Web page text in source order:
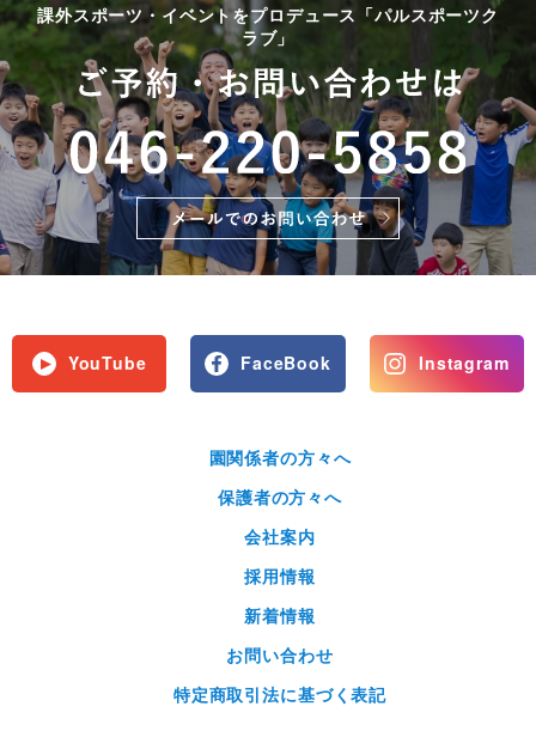
課外スポーツ・イベントをプロデュース「パルスポーツク
ラブ」
YouTube FaceBook Instagram
園関係者の方々へ
保護者の方々へ
会社案内
採用情報
新着情報
お問い合わせ
特定商取引法に基づく表記